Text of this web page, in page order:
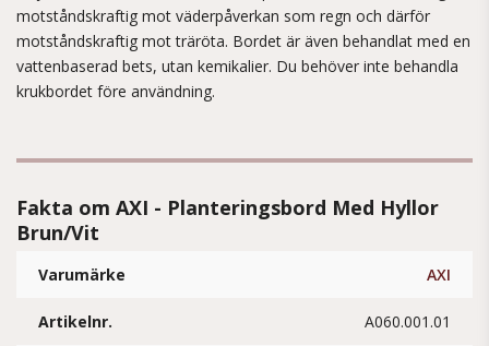
motståndskraftig mot väderpåverkan som regn och därför
motståndskraftig mot träröta. Bordet är även behandlat med en
vattenbaserad bets, utan kemikalier. Du behöver inte behandla
krukbordet före användning.
Fakta om AXI - Planteringsbord Med Hyllor
Brun/Vit
Varumärke AXI
Artikelnr. A060.001.01